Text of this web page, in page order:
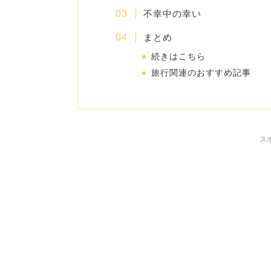
不幸中の幸い
まとめ
続きはこちら
旅行関連のおすすめ記事
ス